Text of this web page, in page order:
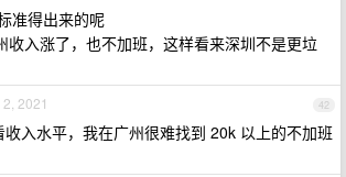
准得出来的呢
收入涨了，也不加班，这样看来深圳不是更垃
42
2021
收入水平，我在广州很难找到 20k 以上的不加班